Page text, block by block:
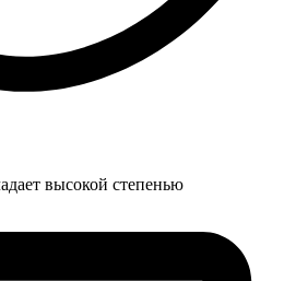
высокой степенью